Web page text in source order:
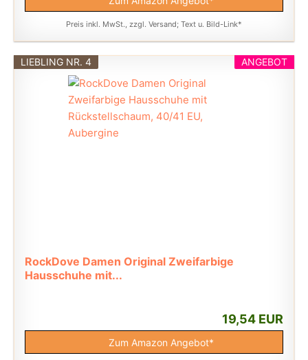
Preis inkl. MwSt., zzgl. Versand; Text u. Bild-Link*
ANGEBOT
LIEBLING NR. 4
RockDove Damen Original Zweifarbige
Hausschuhe mit...
19,54 EUR
Zum Amazon Angebot*